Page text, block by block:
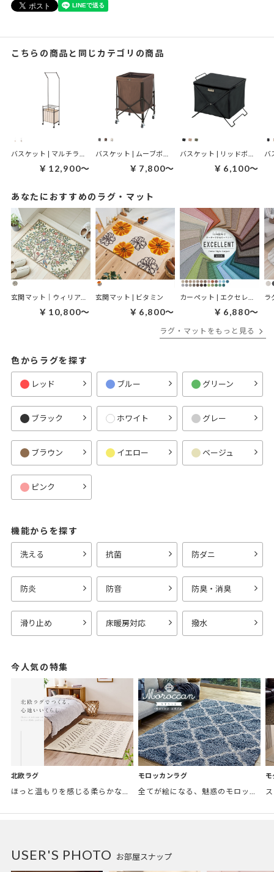
こちらの商品と同じカテゴリの商品
￥12,900～ ￥7,800～ ￥6,100～
あなたにおすすめのラグ・マット
玄関マット｜ウィリアムモリス ケルムスコットツリー
￥10,800～
玄関マット | ビタミン
￥6,800～ ￥6,880～
ラ
ラグ・マットをもっと見る
色からラグを探す
レッド ブルー グリーン
ブラック ホワイト グレー
ブラウン イエロー ベージュ
ピンク
機能からを探す
洗える 抗菌 防ダニ
防炎 防音 防臭・消臭
滑り止め 床暖房対応 撥水
今人気の特集
北欧ラグ
ほっと温もりを感じる柔らかな表情のものから、お部屋をぱっと明るくしているブライトカラーのアイテムまで幅広くご用意しました。
モロッカンラグ
お部屋スナップ
USER'S PHOTO